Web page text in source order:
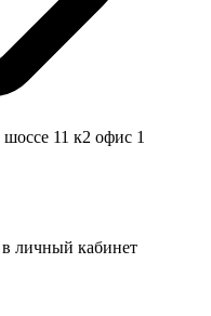
11 к2 офис 1
личный кабинет